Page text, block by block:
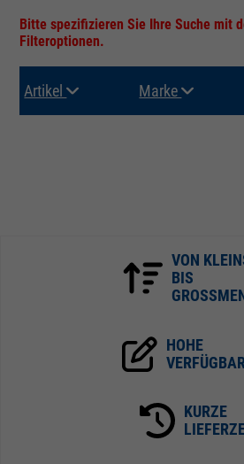
Bitte spezifizieren Sie Ihre Suche mit
Filteroptionen.
Artikel Marke
VON
BIS
HOHE
KURZE